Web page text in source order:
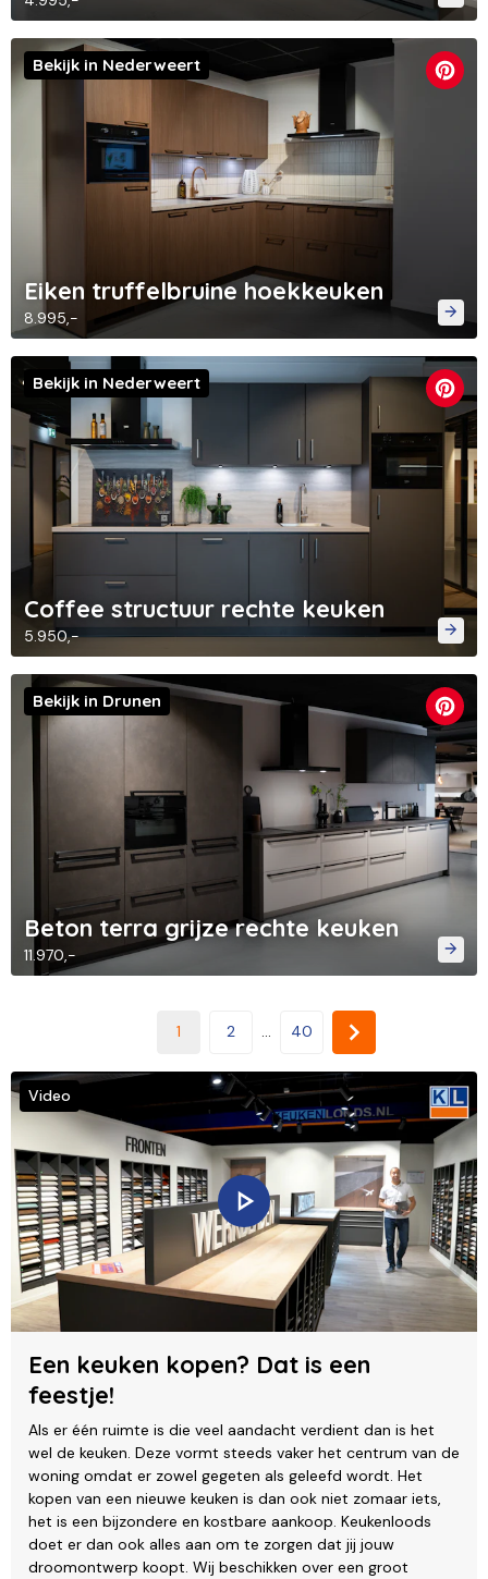
Eiken truffelbruine hoekkeuken
8.995,-
Bekijk in Nederweert
Coffee structuur rechte keuken
5.950,-
Bekijk in Nederweert
Beton terra grijze rechte keuken
11.970,-
Bekijk in Drunen
1 2 ... 40
Een keuken kopen? Dat is een
feestje!
Als er één ruimte is die veel aandacht verdient dan is het
wel de keuken. Deze vormt steeds vaker het centrum van de
woning omdat er zowel gegeten als geleefd wordt. Het
kopen van een nieuwe keuken is dan ook niet zomaar iets,
het is een bijzondere en kostbare aankoop. Keukenloods
doet er dan ook alles aan om te zorgen dat jij jouw
droomontwerp koopt. Wij beschikken over een groot
Video